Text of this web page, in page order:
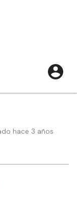
hace 3 años